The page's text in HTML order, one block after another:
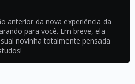
anterior da nova experiência da
para você. Em breve, ela
novinha totalmente pensada